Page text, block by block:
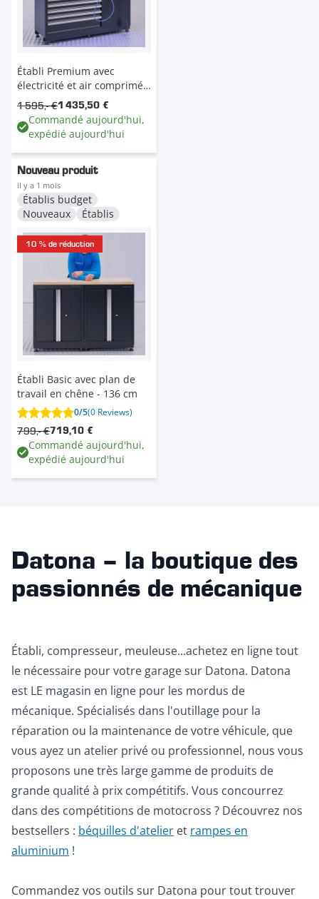
Établi Premium avec
électricité et air comprimé -
136 cm - plan de travail en
chêne
1 435,50 €
1 595,- €
Commandé aujourd'hui,
expédié aujourd'hui
Nouveau produit
il y a 1 mois
Établis budget
Nouveaux
Établis
10 % de réduction
Établi Basic avec plan de
travail en chêne - 136 cm
0/5(0 Reviews)
719,10 €
799,- €
Commandé aujourd'hui,
expédié aujourd'hui
Datona – la boutique des
passionnés de mécanique
Établi, compresseur, meuleuse...achetez en ligne tout
le nécessaire pour votre garage sur Datona. Datona
est LE magasin en ligne pour les mordus de
mécanique. Spécialisés dans l'outillage pour la
réparation ou la maintenance de votre véhicule, que
vous ayez un atelier privé ou professionnel, nous vous
proposons une très large gamme de produits de
grande qualité à prix compétitifs. Vous concourrez
dans des compétitions de motocross ? Découvrez nos
bestsellers : béquilles d'atelier et rampes en
aluminium !
Commandez vos outils sur Datona pour tout trouver